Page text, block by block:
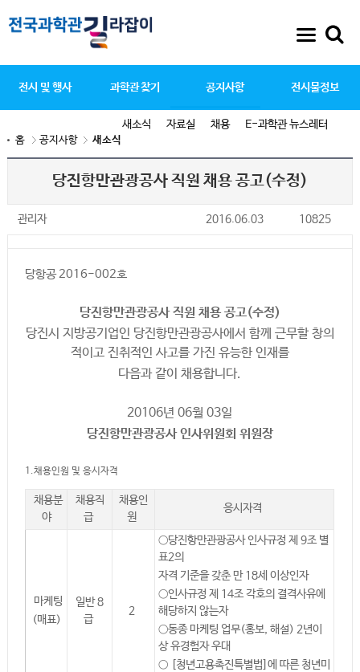
전시 및 행사 과학관 찾기 공지사항
새소식 자료실 채용 E-과학관 뉴스레터
전시물정보
홈 공지사항 새소식
당진항만관광공사 직원 채용 공고(수정)
관리자 2016.06.03 10825
당항공 2016-002호
당진항만관광공사 직원 채용 공고(수정)
당진시 지방공기업인 당진항만관광공사에서 함께 근무할 창의
적이고 진취적인 사고를 가진 유능한 인재를
다음과 같이 채용합니다.
20106년 06월 03일
당진항만관광공사 인사위원회 위원장
1.채용인원 및 응시자격
채용분
야
채용직
급
채용인
원
응시자격
마케팅
(매표)
일반 8
급
2
○당진항만관광공사 인사규정 제 9조 별
표2의
자격 기준을 갖춘 만 18세 이상인자
○인사규정 제 14조 각호의 결격사유에
해당하지 않는자
○동종 마케팅 업무(홍보, 해설) 2년이
상 유경험자 우대
○ [청년고용촉진특별법]에 따른 청년미